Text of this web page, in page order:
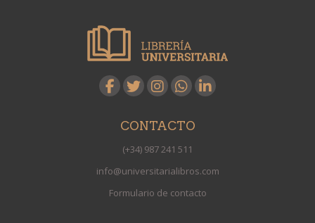
CONTACTO
(+34) 987 241 511
info@universitarialibros.com
Formulario de contacto